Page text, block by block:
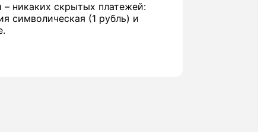
– никаких скрытых платежей:
символическая (1 рубль) и